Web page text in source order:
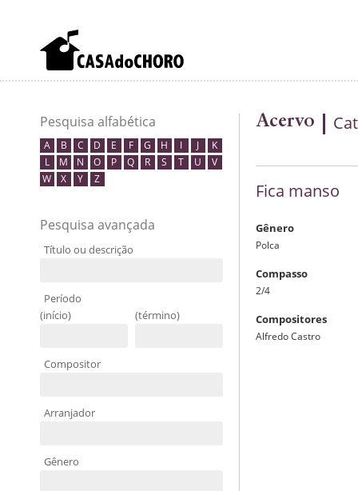
Pesquisa alfabética
A B C D E F G H I J
K
L
M N O P Q R S T U
V
W
X Y Z
Pesquisa avançada
Título ou descrição
Período
(início)
(término)
Compositor
Arranjador
Gênero
Acervo
Fica manso
Gênero
Polca
Compasso
2/4
Compositores
Alfredo Castro